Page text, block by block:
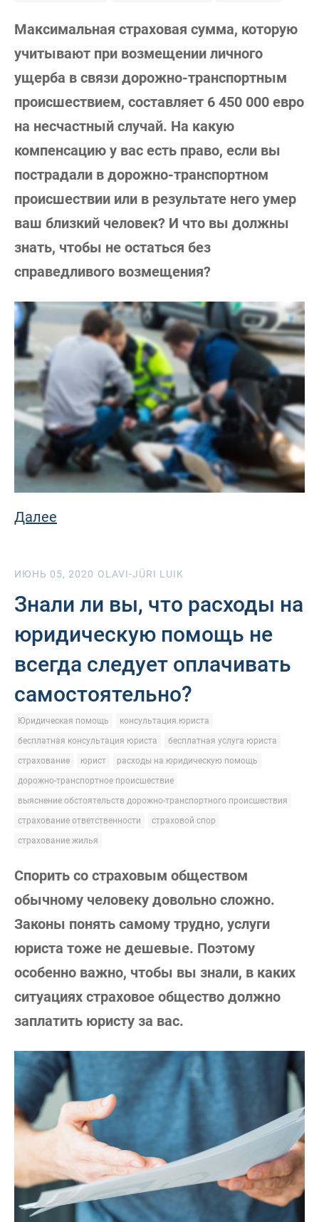
Максимальная страховая сумма, которую
учитывают при возмещении личного
ущерба в связи дорожно-транспортным
происшествием, составляет 6 450 000 евро
на несчастный случай. На какую
компенсацию у вас есть право, если вы
пострадали в дорожно-транспортном
происшествии или в результате него умер
ваш близкий человек? И что вы должны
знать, чтобы не остаться без
справедливого возмещения?
Далее
ИЮНЬ 05, 2020 OLAVI-JÜRI LUIK
Знали ли вы, что расходы на
юридическую помощь не
всегда следует оплачивать
самостоятельно?
Юридическая помощь
консультация юриста
бесплатная консультация юриста
бесплатная услуга юриста
страхование
юрист
расходы на юридическую помощь
дорожно-транспортное происшествие
выяснение обстоятельств дорожно-транспортного происшествия
страхование ответственности
страховой спор
страхование жилья
Спорить со страховым обществом
обычному человеку довольно сложно.
Законы понять самому трудно, услуги
юриста тоже не дешевые. Поэтому
особенно важно, чтобы вы знали, в каких
ситуациях страховое общество должно
заплатить юристу за вас.